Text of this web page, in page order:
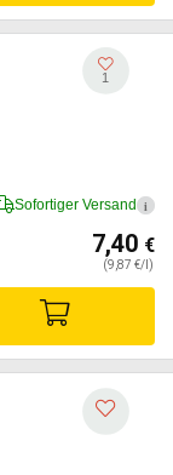
1
Sofortiger Versand i
7,40 €
(9,87 €/l)